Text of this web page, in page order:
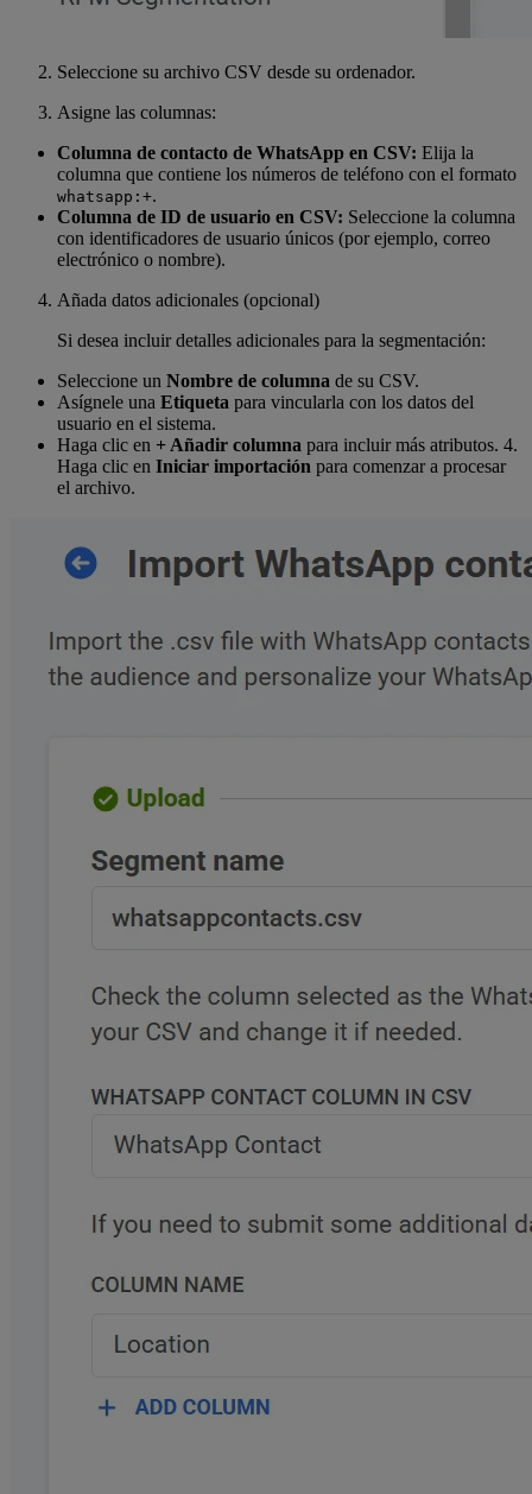
Seleccione su archivo CSV desde su ordenador.
Asigne las columnas:
Columna de contacto de WhatsApp en CSV: Elija la
columna que contiene los números de teléfono con el formato
whatsapp:+.
Columna de ID de usuario en CSV: Seleccione la columna
con identificadores de usuario únicos (por ejemplo, correo
electrónico o nombre).
Añada datos adicionales (opcional)
Si desea incluir detalles adicionales para la segmentación:
Seleccione un Nombre de columna de su CSV.
Asígnele una Etiqueta para vincularla con los datos del
usuario en el sistema.
Haga clic en + Añadir columna para incluir más atributos. 4.
Haga clic en Iniciar importación para comenzar a procesar
el archivo.